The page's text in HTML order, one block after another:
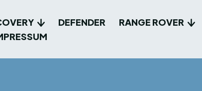
DEFENDER RANGE ROVER